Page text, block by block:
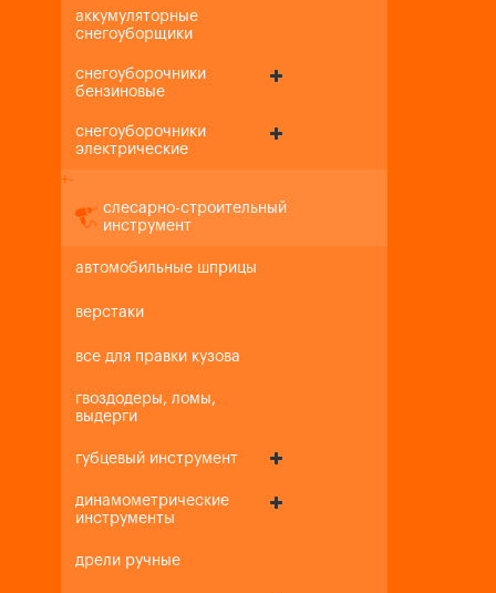
аккумуляторные
снегоуборщики
снегоуборочники
бензиновые
снегоуборочники
электрические
+-
слесарно-строительный
инструмент
автомобильные шприцы
верстаки
все для правки кузова
гвоздодеры, ломы,
выдерги
губцевый инструмент
динамометрические
инструменты
дрели ручные